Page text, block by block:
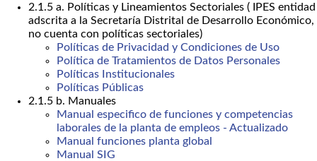
2.1.5 a. Políticas y Lineamientos Sectoriales ( IPES entidad
adscrita a la Secretaría Distrital de Desarrollo Económico,
no cuenta con políticas sectoriales)
Políticas de Privacidad y Condiciones de Uso
Política de Tratamientos de Datos Personales
Políticas Institucionales
Políticas Públicas
2.1.5 b. Manuales
Manual especifico de funciones y competencias
laborales de la planta de empleos - Actualizado
Manual funciones planta global
Manual SIG